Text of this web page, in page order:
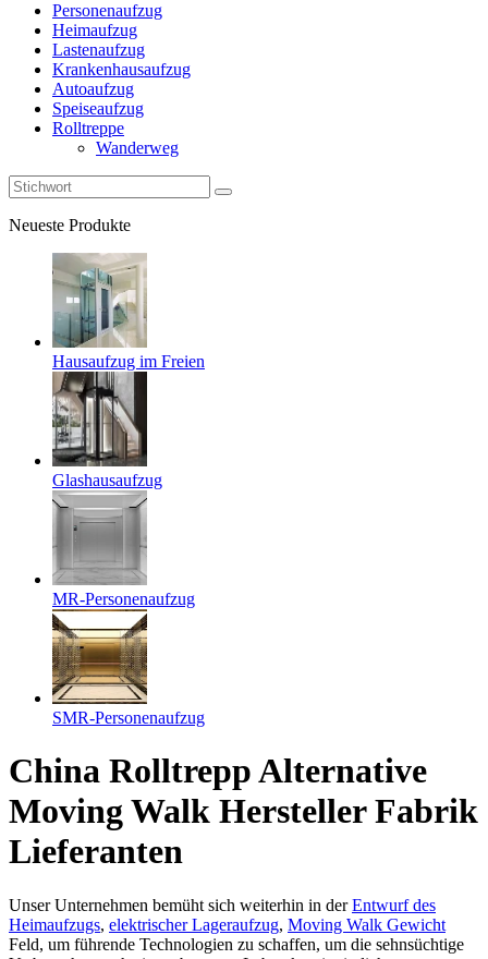
Personenaufzug
Heimaufzug
Lastenaufzug
Krankenhausaufzug
Autoaufzug
Speiseaufzug
Rolltreppe
Wanderweg
Neueste Produkte
Hausaufzug im Freien
Glashausaufzug
MR-Personenaufzug
SMR-Personenaufzug
China Rolltrepp Alternative
Moving Walk Hersteller Fabrik
Lieferanten
Unser Unternehmen bemüht sich weiterhin in derEntwurf des
Heimaufzugs, elektrischer Lageraufzug, Moving Walk Gewicht
Feld, um führende Technologien zu schaffen, um die sehnsüchtige